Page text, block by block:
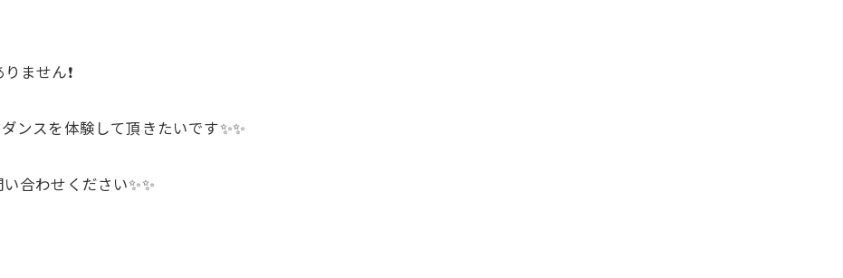
ません❗️
ンスを体験して頂きたいです✨✨
合わせください✨✨